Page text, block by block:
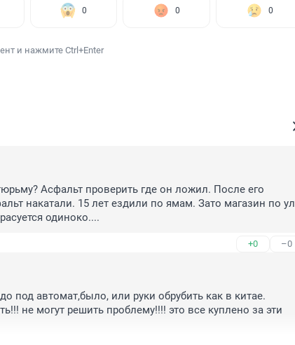
0 0 0
и нажмите Ctrl+Enter
Асфальт проверить где он ложил. После его
накатали. 15 лет ездили по ямам. Зато магазин по ул
одиноко....
+0 –0
под автомат,было, или руки обрубить как в китае.
не могут решить проблему!!!! это все куплено за эти